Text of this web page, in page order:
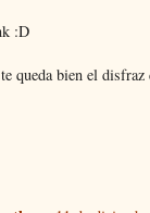
:D
queda bien el